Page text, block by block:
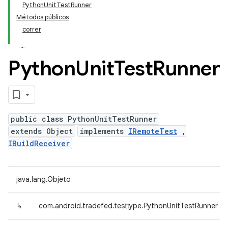
PythonUnitTestRunner
Métodos públicos
correr
PythonUnitTestRunner
public class PythonUnitTestRunner
extends Object
implements IRemoteTest ,
IBuildReceiver
java.lang.Objeto
↳ com.android.tradefed.testtype.PythonUnitTestRunner